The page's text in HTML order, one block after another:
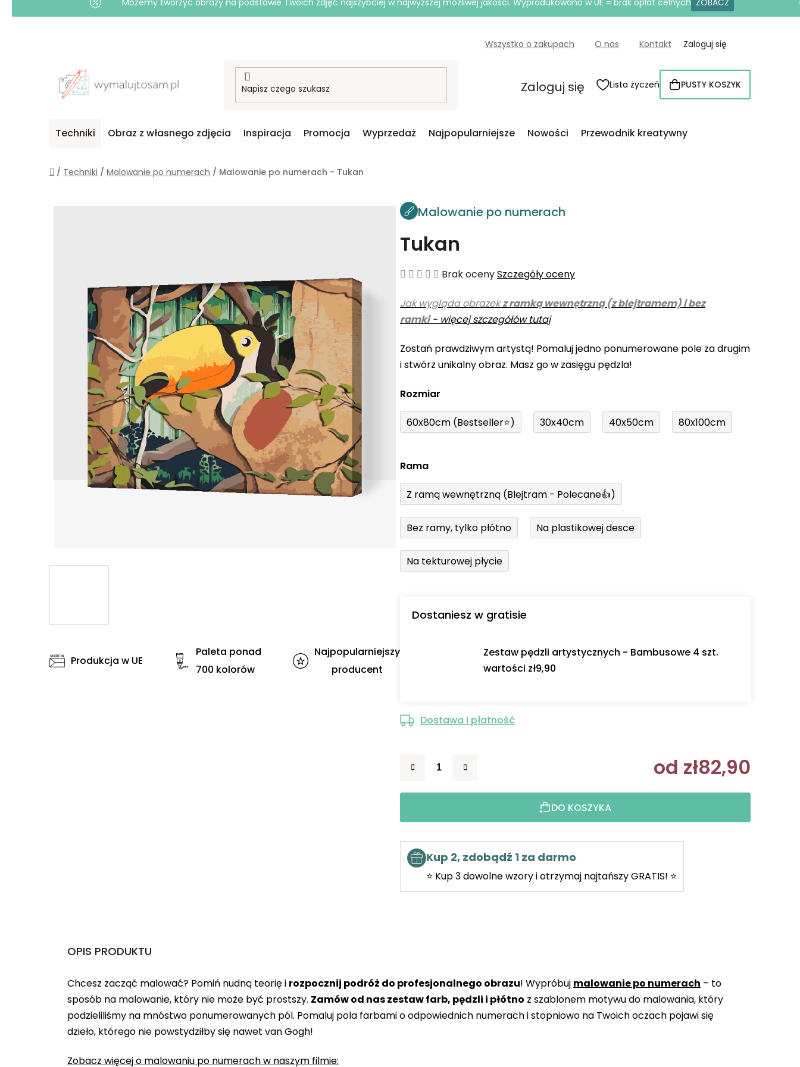
Możemy tworzyć obrazy na podstawie Twoich zdjęć najszybciej w najwyższej możliwej jakości. Wyprodukowano w UE = brak opłat celnych ZOBACZ
Wszystko o zakupach O nas Kontakt Zaloguj się
Zaloguj się Lista życzeń KOSZYK
PUSTY KOSZYK
Techniki Obraz z własnego zdjęcia Inspiracja Promocja Wyprzedaż Najpopularniejsze Nowości Przewodnik kreatywny
Home
/ Techniki / Malowanie po numerach / Malowanie po numerach - Tukan
Malowanie po numerach
Tukan
Średnia
produktu
wynosi
na
5
Brak ocenySzczegóły oceny
Jak wygląda obrazekz ramką wewnętrzną (z blejtramem) i bez
ramki- więcej szczegółów tutaj
Zostań prawdziwym artystą! Pomaluj jedno ponumerowane pole za drugim
i stwórz unikalny obraz. Masz go w zasięgu pędzla!
Rozmiar
60x80cm (Bestseller⭐) 30x40cm 40x50cm 80x100cm
Rama
Z ramą wewnętrzną (Blejtram - Polecane👍)
Bez ramy, tylko płótno Na plastikowej desce
Na tekturowej płycie
Dostaniesz w gratisie
Zestaw pędzli artystycznych - Bambusowe 4 szt.
wartości zł9,90
Dostawa i płatność
od zł82,90
DO KOSZYKA
Kup 2, zdobądź 1 za darmo
⭐ Kup 3 dowolne wzory i otrzymaj najtańszy GRATIS! ⭐
Produkcja w UE
Paleta ponad
700 kolorów
Najpopularniejszy
producent
OPIS PRODUKTU
Chcesz zacząć malować? Pomiń nudną teorię i rozpocznij podróż do profesjonalnego obrazu! Wypróbuj malowanie po numerach – to
sposób na malowanie, który nie może być prostszy. Zamów od nas zestaw farb, pędzli i płótno z szablonem motywu do malowania, który
podzieliliśmy na mnóstwo ponumerowanych pól. Pomaluj pola farbami o odpowiednich numerach i stopniowo na Twoich oczach pojawi się
dzieło, którego nie powstydziłby się nawet van Gogh!
Zobacz więcej o malowaniu po numerach w naszym filmie: